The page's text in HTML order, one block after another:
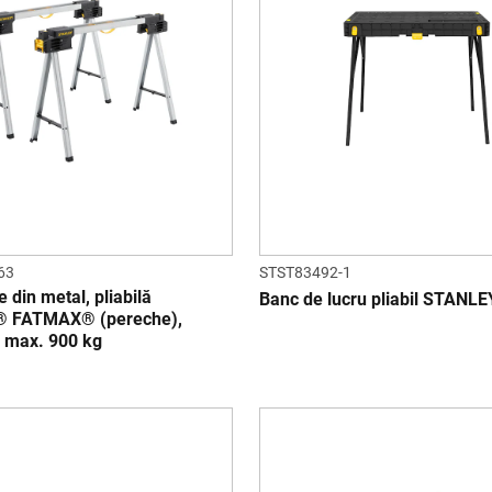
din metal, pliabilă
FATMAX® (pereche),
900 kg
STST83492-1
Banc de lucru pliabil